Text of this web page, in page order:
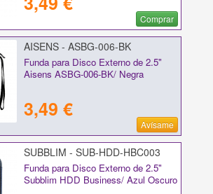
Comprar
AISENS - ASBG-006-BK
Funda para Disco Externo de 2.5"
Aisens ASBG-006-BK/ Negra
3,49 €
Avísame
SUBBLIM - SUB-HDD-HBC003
Funda para Disco Externo de 2.5"
Subblim HDD Business/ Azul Oscuro